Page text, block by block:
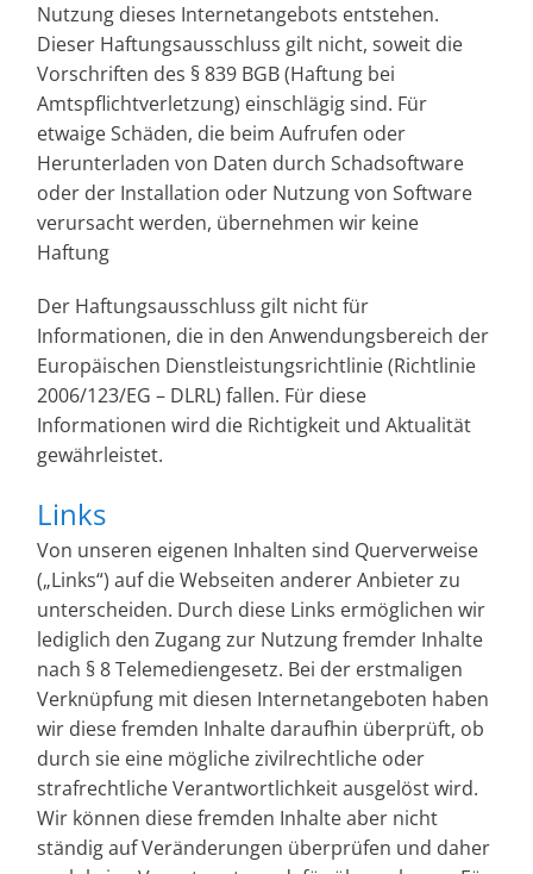
Nutzung dieses Internetangebots entstehen.
Dieser Haftungsausschluss gilt nicht, soweit die
Vorschriften des § 839 BGB (Haftung bei
Amtspflichtverletzung) einschlägig sind. Für
etwaige Schäden, die beim Aufrufen oder
Herunterladen von Daten durch Schadsoftware
oder der Installation oder Nutzung von Software
verursacht werden, übernehmen wir keine
Haftung
Der Haftungsausschluss gilt nicht für
Informationen, die in den Anwendungsbereich der
Europäischen Dienstleistungsrichtlinie (Richtlinie
2006/123/EG – DLRL) fallen. Für diese
Informationen wird die Richtigkeit und Aktualität
gewährleistet.
Links
Von unseren eigenen Inhalten sind Querverweise
(„Links“) auf die Webseiten anderer Anbieter zu
unterscheiden. Durch diese Links ermöglichen wir
lediglich den Zugang zur Nutzung fremder Inhalte
nach § 8 Telemediengesetz. Bei der erstmaligen
Verknüpfung mit diesen Internetangeboten haben
wir diese fremden Inhalte daraufhin überprüft, ob
durch sie eine mögliche zivilrechtliche oder
strafrechtliche Verantwortlichkeit ausgelöst wird.
Wir können diese fremden Inhalte aber nicht
ständig auf Veränderungen überprüfen und daher